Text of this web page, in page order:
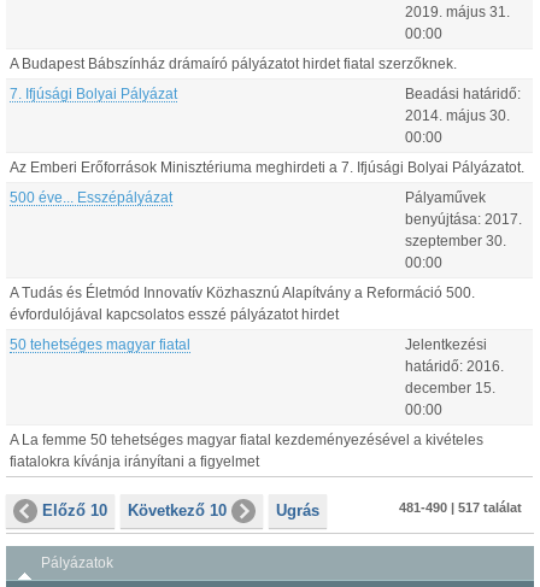
2019. május 31
00:00
A Budapest Bábszínház drámaíró pályázatot hirdet fiatal szerzőknek.
7. Ifjúsági Bolyai Pályázat
Beadási határidő:
2014. május 30
00:00
Az Emberi Erőforrások Minisztériuma meghirdeti a 7. Ifjúsági Bolyai Pályázatot.
500 éve... Esszépályázat
Pályaművek
benyújtása: 2017.
szeptember 30
00:00
A Tudás és Életmód Innovatív Közhasznú Alapítvány a Reformáció 500.
évfordulójával kapcsolatos esszé pályázatot hirdet
50 tehetséges magyar fiatal
Jelentkezési
határidő: 2016.
december 15
00:00
A La femme 50 tehetséges magyar fiatal kezdeményezésével a kivételes
fiatalokra kívánja irányítani a figyelmet
Előző 10 Következő 10 Ugrás 481-490 | 517 találat
Pályázatok